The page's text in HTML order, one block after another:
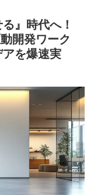
』時代へ！
開発ワーク
を爆速実